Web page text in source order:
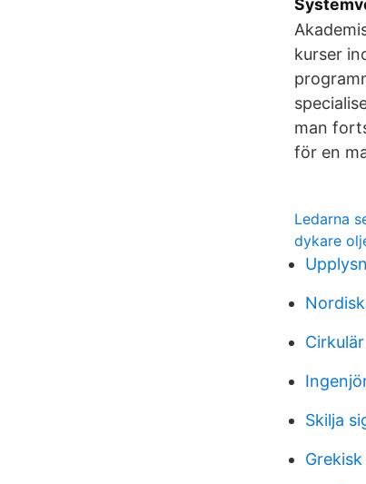
kurser
man
för en
Ledarna
dykare
Skilja